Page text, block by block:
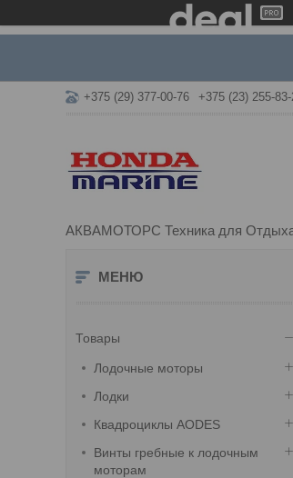
+375 (29) 377-00-76 +375 (23) 255-
АКВАМОТОРС Техника для
Товары
Лодочные моторы
Лодки
Квадроциклы AODES
Винты гребные к лодочным
моторам